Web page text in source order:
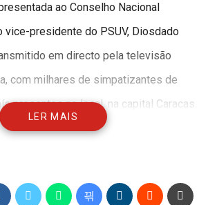
ao Conselho Nacional
vice-presidente do PSUV, Diosdado
em directo pela televisão
com milhares de simpatizantes de
presentes no local, na capital Caracas.
o meu nome, mas escrever um
realidade, a avançar para o futuro. Esta
LER MAIS